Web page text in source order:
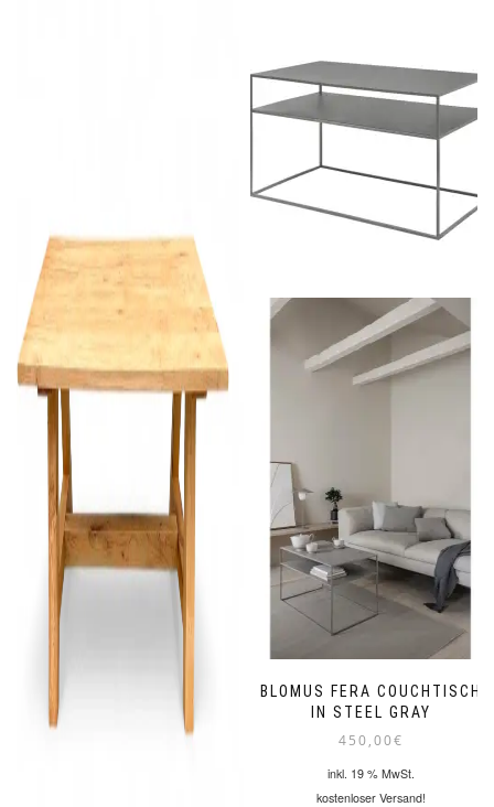
BLOMUS FERA COUCHTISCH
IN STEEL GRAY
450,00€
inkl. 19 % MwSt.
kostenloser Versand!